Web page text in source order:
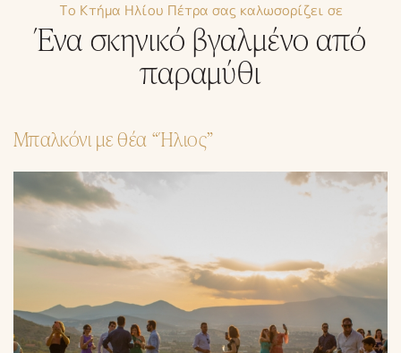
Το Κτήμα Ηλίου Πέτρα σας καλωσορίζει σε
Ένα σκηνικό βγαλμένο από
παραμύθι
Μπαλκόνι με θέα “Ήλιος”